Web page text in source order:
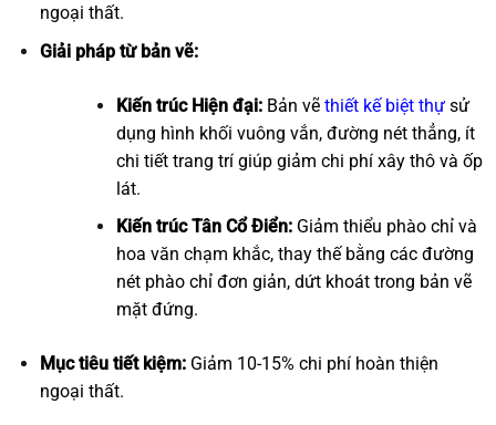
ngoại thất.
Giải pháp từ bản vẽ:
Kiến trúc Hiện đại:Bản vẽ thiết kế biệt thựsử
dụng hình khối vuông vắn, đường nét thẳng, ít
chi tiết trang trí giúp giảm chi phí xây thô và ốp
lát.
Kiến trúc Tân Cổ Điển:Giảm thiểu phào chỉ và
hoa văn chạm khắc, thay thế bằng các đường
nét phào chỉ đơn giản, dứt khoát trong bản vẽ
mặt đứng.
Mục tiêu tiết kiệm:Giảm 10-15% chi phí hoàn thiện
ngoại thất.